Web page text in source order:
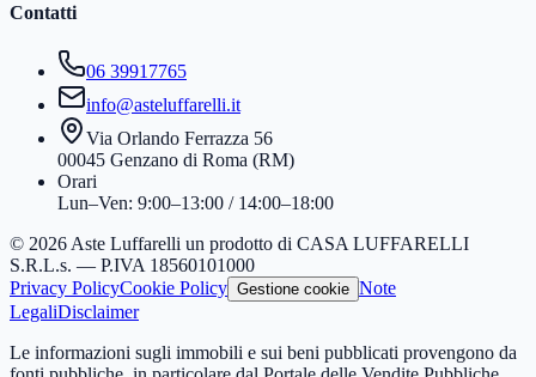
Contatti
06 39917765
info@asteluffarelli.it
Via Orlando Ferrazza 56
00045 Genzano di Roma (RM)
Orari
Lun–Ven: 9:00–13:00 / 14:00–18:00
© 2026 Aste Luffarelli un prodotto di CASA LUFFARELLI
S.R.L.s. — P.IVA 18560101000
Privacy PolicyCookie Policy Gestione cookie Note
LegaliDisclaimer
Le informazioni sugli immobili e sui beni pubblicati provengono da